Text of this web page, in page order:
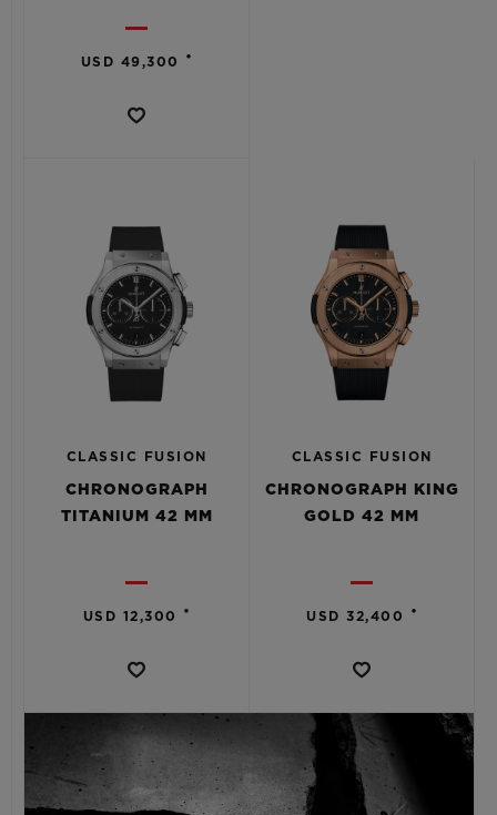
USD 49,300 •
CLASSIC FUSION
CHRONOGRAPH
TITANIUM 42 MM
USD 12,300 •
CLASSIC FUSION
CHRONOGRAPH KING
GOLD 42 MM
USD 32,400 •